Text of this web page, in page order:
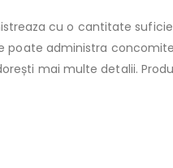
cu o cantitate
poate administra
mai multe detalii.